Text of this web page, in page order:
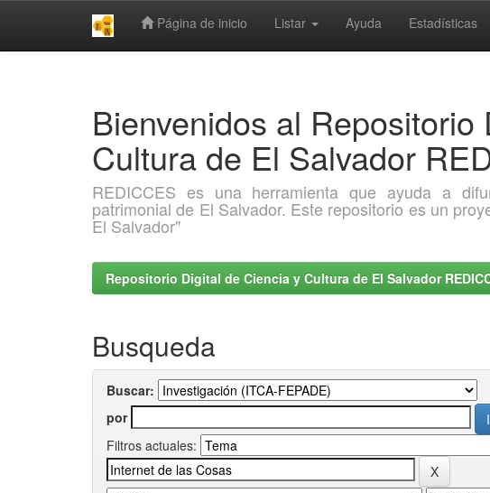
Página de inicio Listar Ayuda Estadísticas
Bienvenidos al
Cultura de El Salvador
REDICCES es una herramienta que ayuda a
patrimonial de El Salvador. Este repositorio es un
El Salvador"
Repositorio Digital de Ciencia y Cultura de El Salvador
Busqueda
Buscar:
por
Filtros actuales: